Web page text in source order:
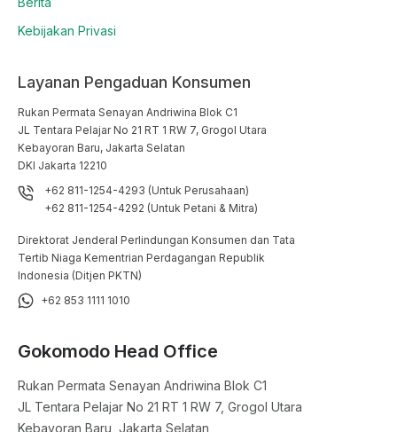
Kebijakan Privasi
Layanan Pengaduan Konsumen
Rukan Permata Senayan Andriwina Blok C1
JL Tentara Pelajar No 21 RT 1 RW 7, Grogol Utara
Kebayoran Baru, Jakarta Selatan
DKI Jakarta 12210
+62 811-1254-4293 (Untuk Perusahaan)
+62 811-1254-4292 (Untuk Petani & Mitra)
Direktorat Jenderal Perlindungan Konsumen dan Tata
Tertib Niaga Kementrian Perdagangan Republik
Indonesia (Ditjen PKTN)
+62 853 1111 1010
Gokomodo Head Office
Rukan Permata Senayan Andriwina Blok C1
JL Tentara Pelajar No 21 RT 1 RW 7, Grogol Utara
Kebayoran Baru, Jakarta Selatan